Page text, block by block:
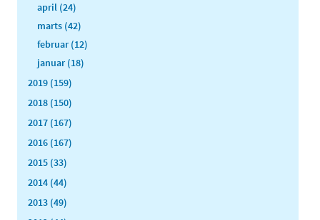
april (24)
marts (42)
februar (12)
januar (18)
2019 (159)
2018 (150)
2017 (167)
2016 (167)
2015 (33)
2014 (44)
2013 (49)